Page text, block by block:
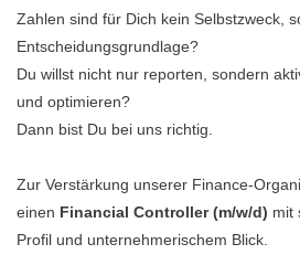
Zahlen sind für Dich kein Selbstzweck,
Entscheidungsgrundlage?
Du willst nicht nur reporten, sondern
und optimieren?
Dann bist Du bei uns richtig.
Zur Verstärkung unserer Finance-
einen Financial Controller (m/w/d) mit
Profil und unternehmerischem Blick.